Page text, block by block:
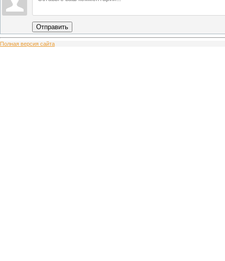
Отправить
Полная версия сайта